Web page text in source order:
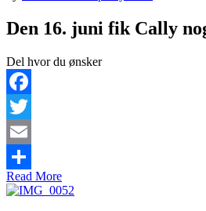
Den 16. juni fik Cally
Del hvor du ønsker
Facebook
Twitter
Email
Share
Read More